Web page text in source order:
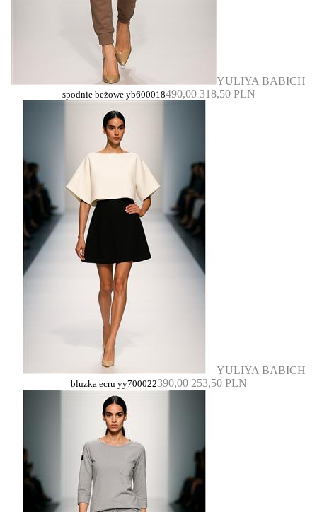
YULIYA BABICH
spodnie beżowe yb600018490,00 318,50 PLN
YULIYA BABICH
bluzka ecru yy700022390,00 253,50 PLN